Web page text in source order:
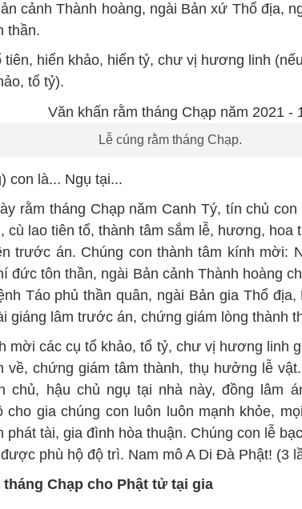
cảnh Thành hoàng, ngài Bản xứ Thổ địa,
thần.
tiên, hiển khảo, hiển tỷ, chư vị hương linh
tổ tỷ).
Lễ cúng rằm tháng Chạp.
con là... Ngụ tại...
rằm tháng Chạp năm Canh Tý, tín chủ
cù lao tiên tổ, thành tâm sắm lễ, hương, hoa
trước án. Chúng con thành tâm kính mời:
đức tôn thần, ngài Bản cảnh Thành hoàng
Táo phủ thần quân, ngài Bản gia Thổ địa,
giáng lâm trước án, chứng giám lòng thành
mời các cụ tổ khảo, tổ tỷ, chư vị hương linh
về, chứng giám tâm thành, thụ hưởng lễ
chủ, hậu chủ ngụ tại nhà này, đồng lâm
cho gia chúng con luôn luôn mạnh khỏe,
phát tài, gia đình hòa thuận. Chúng con lễ
phù hộ độ trì. Nam mô A Di Đà Phật! (3
tháng Chạp cho Phật tử tại gia